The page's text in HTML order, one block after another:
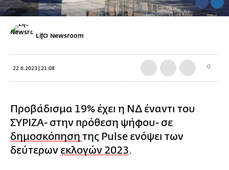
LifO Newsroom
22.6.2023 | 21:08 0
Προβάδισμα 19% έχει η ΝΔ έναντι του
ΣΥΡΙΖΑ- στην πρόθεση ψήφου- σε
δημοσκόπηση της Pulse ενόψει των
δεύτερων εκλογών 2023.